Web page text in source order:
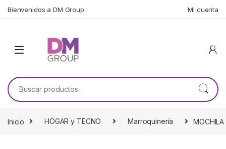
Bienvenidos a DM Group Mi cuenta
Buscar por:
Inicio HOGAR y TECNO Marroquinería